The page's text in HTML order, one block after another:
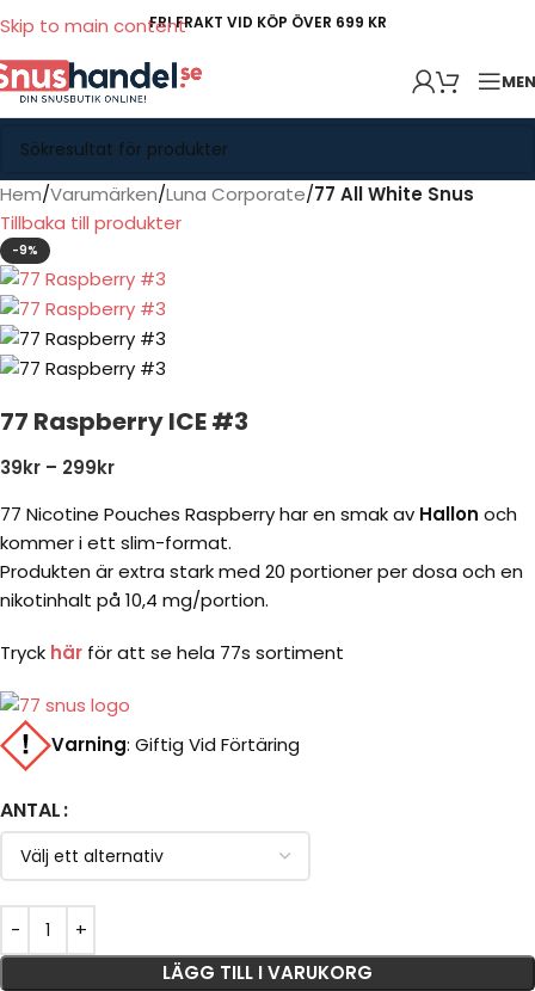
Skip to main contentFRI FRAKT VID KÖP ÖVER 699 KR
Hem Varumärken Luna Corporate 77 All White Snus
Tillbaka till produkter
-9%
77 Raspberry ICE #3
39kr – 299kr
77 Nicotine Pouches Raspberry har en smak av Hallon och
kommer i ett slim-format.
Produkten är extra stark med 20 portioner per dosa och en
nikotinhalt på 10,4 mg/portion.
Tryck här för att se hela 77s sortiment
Varning: Giftig Vid Förtäring
ANTAL
LÄGG TILL I VARUKORG